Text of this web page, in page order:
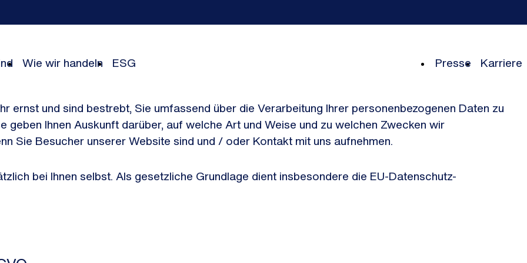
Wie wir handeln ESG Presse Karriere
ernst und sind bestrebt, Sie umfassend über die Verarbeitung Ihrer personenbezogenen Daten zu
Ihnen Auskunft darüber, auf welche Art und Weise und zu welchen Zwecken wir
Sie Besucher unserer Website sind und / oder Kontakt mit uns aufnehmen.
bei Ihnen selbst. Als gesetzliche Grundlage dient insbesondere die EU-Datenschutz-